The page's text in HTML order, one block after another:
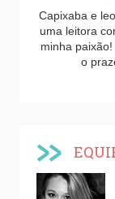
Capixaba e
uma leitora
minha
o